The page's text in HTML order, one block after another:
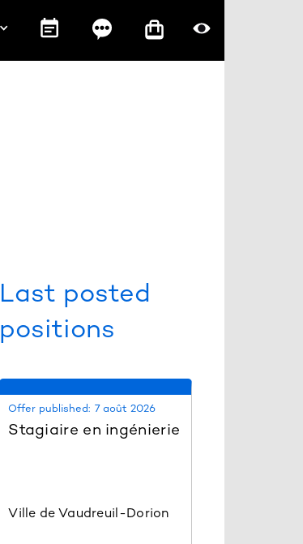
Last posted
positions
Offer published: 7 août 2026
Stagiaire en ingénierie
Ville de Vaudreuil-Dorion